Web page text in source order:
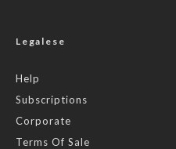
Legalese
Help
Subscriptions
Corporate
Terms Of Sale